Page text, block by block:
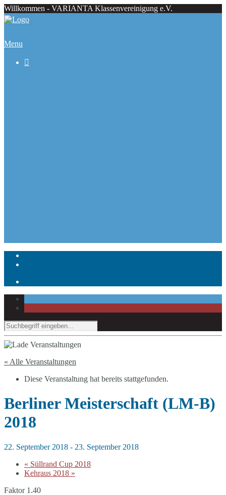
Willkommen - VARIANTA Klassenvereinigung e.V.
Menu

« Alle Veranstaltungen
Diese Veranstaltung hat bereits stattgefunden.
Berliner Meisterschaft (LM-B)
2018
22. September 2018 - 23. September 2018
« Süllrand Cup 2018
Kehraus 2018 »
Faktor 1.40